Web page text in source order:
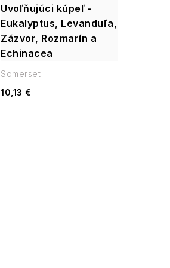
Uvoľňujúci kúpeľ -
Eukalyptus, Levanduľa,
Zázvor, Rozmarín a
Echinacea
10,13 €
Somerset